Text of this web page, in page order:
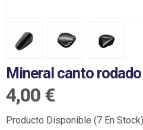
Mineral canto
4,00 €
Producto Disponible (7 En Stock)